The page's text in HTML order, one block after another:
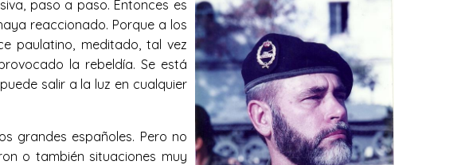
paso a paso. Entonces es
reaccionado. Porque a los
paulatino, meditado, tal vez
la rebeldía. Se está
salir a la luz en cualquier
grandes españoles. Pero no
o también situaciones muy